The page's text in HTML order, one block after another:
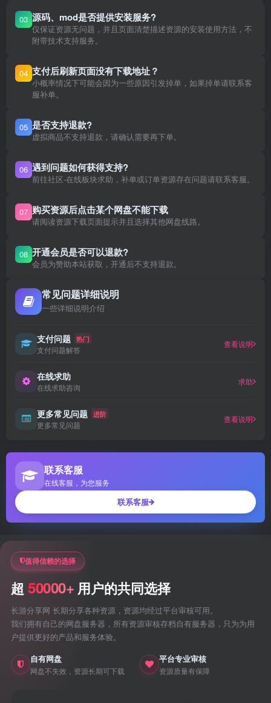
03 源码、mod是否提供安装服务?
仅保证资源无问题，并且页面清楚描述资源的安装使用方法，不
附带技术支持服务。
04 支付后刷新页面没有下载地址？
小概率情况下可能会因为一些原因引发掉单，如果掉单请联系客
服补单。
05 是否支持退款?
虚拟商品不支持退款，请确认需要再下单。
06 遇到问题如何获得支持?
前往社区-在线板块求助，补单或订单资源存在问题请联系客服。
07 购买资源后点击某个网盘不能下载
请阅读资源下载页面提示并且选择其他网盘线路。
08 开通会员是否可以退款?
会员为赞助本站获取，开通后不支持退款。
常见问题详细说明
一些详细说明介绍
支付问题 热门
支付问题解答
查看说明
在线求助
在线求助咨询
求助
更多常见问题 进阶
更多常见问题
查看说明
联系客服
在线客服，为您服务
联系客服
值得信赖的选择
超 50000+ 用户的共同选择
长游分享网 长期分享各种资源，资源均经过平台审核可用。
我们拥有自己的网盘服务器，所有资源审核存档自有服务器，只为为用
户提供更好的产品和服务体验。
自有网盘
网盘不失效，资源长期可下载
平台专业审核
资源质量有保障